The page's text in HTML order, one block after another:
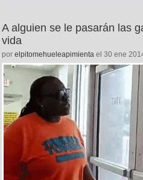
A alguien se le pasarán las
vida
por elpitomehueleapimienta el 30 ene